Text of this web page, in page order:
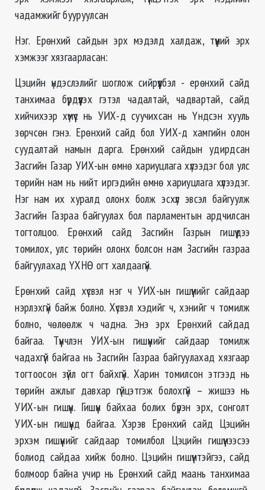
чадамжийг бууруулсан
Нэг. Ерөнхий сайдын эрх мэдэлд халдаж, түүний эрх
хэмжээг хязгаарласан:
Цэцийн үндэслэлийг шоглож сийрүүлбэл - ерөнхий сайд
танхимаа бүрдүүлэх гэтэл чадалтай, чадвартай, сайд
хийчихээр хүмүүс нь УИХ-д суучихсан нь Үндсэн хууль
зөрчсөн гэнэ. Ерөнхий сайд бол УИХ-д хамгийн олон
суудалтай намын дарга. Ерөнхий сайдын удирдсан
Засгийн Газар УИХ-ын өмнө хариуцлага хүлээдэг бол улс
төрийн нам нь нийт иргэдийн өмнө хариуцлага хүлээдэг.
Нэг нам их хуралд олонх болж эсхүл эвсэл байгуулж
Засгийн Газраа байгуулах бол парламентын ардчилсан
тогтолцоо. Ерөнхий сайд Засгийн Газрын гишүүдээ
томилох, улс төрийн олонх болсон нам Засгийн газраа
байгуулахад ҮХНӨ огт халдаагүй.
Ерөнхий сайд хүсвэл нэг ч УИХ-ын гишүүнийг сайдаар
нэрлэхгүй байж болно. Хүсвэл хэдийг ч, хэнийг ч томилж
болно, чөлөөлж ч чадна. Энэ эрх Ерөнхий сайдад
байгаа. Түүнчлэн УИХ-ын гишүүнийг сайдаар томилж
чадахгүй байгаа нь Засгийн Газраа байгуулахад хязгаар
тогтоосон зүйл огт байхгүй. Харин томилсон этгээд нь
төрийн ажлыг давхар гүйцэтгэж болохгүй – жишээ нь
УИХ-ын гишүүн. Гишүүн байхаа болих бүрэн эрх, сонголт
УИХ-ын гишүүнд байгаа. Хэрэв Ерөнхий сайд Цэцийн
эрхэм гишүүнийг сайдаар томилбол Цэцийн гишүүнээсээ
болиод сайдаа хийж болно. Цэцийн гишүүнтэйгээ, сайд
болмоор байна учир нь Ерөнхий сайд маань танхимаа